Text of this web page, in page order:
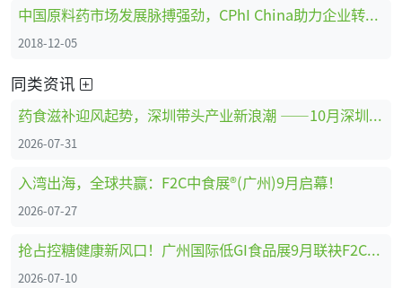
中国原料药市场发展脉搏强劲，CPhI China助力企业转型创新、全面升级 ！
2018-12-05
同类资讯
药食滋补迎风起势，深圳带头产业新浪潮 ——10月深圳HNC健康营养展药食滋补展区亮点抢先看
2026-07-31
入湾出海，全球共赢：F2C中食展®(广州)9月启幕！
2026-07-27
抢占控糖健康新风口！广州国际低GI食品展9月联袂F2C中食展®(广州)重磅启幕
2026-07-10